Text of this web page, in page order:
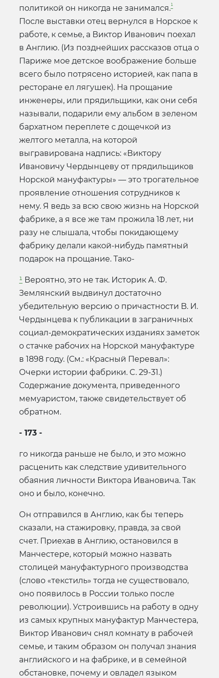
политикой он никогда не занимался.¹
После выставки отец вернулся в Норское к
работе, к семье, а Виктор Иванович поехал
в Англию. (Из позднейших рассказов отца о
Париже мое детское воображение больше
всего было потрясено историей, как папа в
ресторане ел лягушек). На прощание
инженеры, или прядильщики, как они себя
называли, подарили ему альбом в зеленом
бархатном переплете с дощечкой из
желтого металла, на которой
выгравирована надпись: «Виктору
Ивановичу Чердынцеву от прядильщиков
Норской мануфактуры» — это трогательное
проявление отношения сотрудников к
нему. Я ведь за всю свою жизнь на Норской
фабрике, а я все же там прожила 18 лет, ни
разу не слышала, чтобы покидающему
фабрику делали какой-нибудь памятный
подарок на прощание. Тако-
¹ Вероятно, это не так. Историк А. Ф.
Землянский выдвинул достаточно
убедительную версию о причастности B. И.
Чердынцева к публикации в заграничных
социал-демократических изданиях заметок
о стачке рабочих на Норской мануфактуре
в 1898 году. (См.: «Красный Перевал»:
Очерки истории фабрики. C. 29-31.)
Содержание документа, приведенного
мемуаристом, также свидетельствует об
обратном.
- 173 -
го никогда раньше не было, и это можно
расценить как следствие удивительного
обаяния личности Виктора Ивановича. Так
оно и было, конечно.
Он отправился в Англию, как бы теперь
сказали, на стажировку, правда, за свой
счет. Приехав в Англию, остановился в
Манчестере, который можно назвать
столицей мануфактурного производства
(слово «текстиль» тогда не существовало,
оно появилось в России только после
революции). Устроившись на работу в одну
из самых крупных мануфактур Манчестера,
Виктор Иванович снял комнату в рабочей
семье, и таким образом он получал знания
английского и на фабрике, и в семейной
обстановке, почему и овладел языком